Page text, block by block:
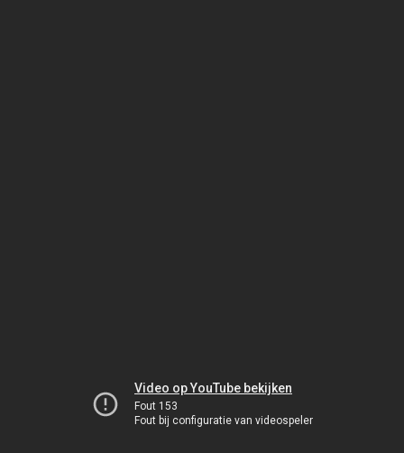
Video op YouTube bekijken
Fout 153
Fout bij configuratie van videospeler